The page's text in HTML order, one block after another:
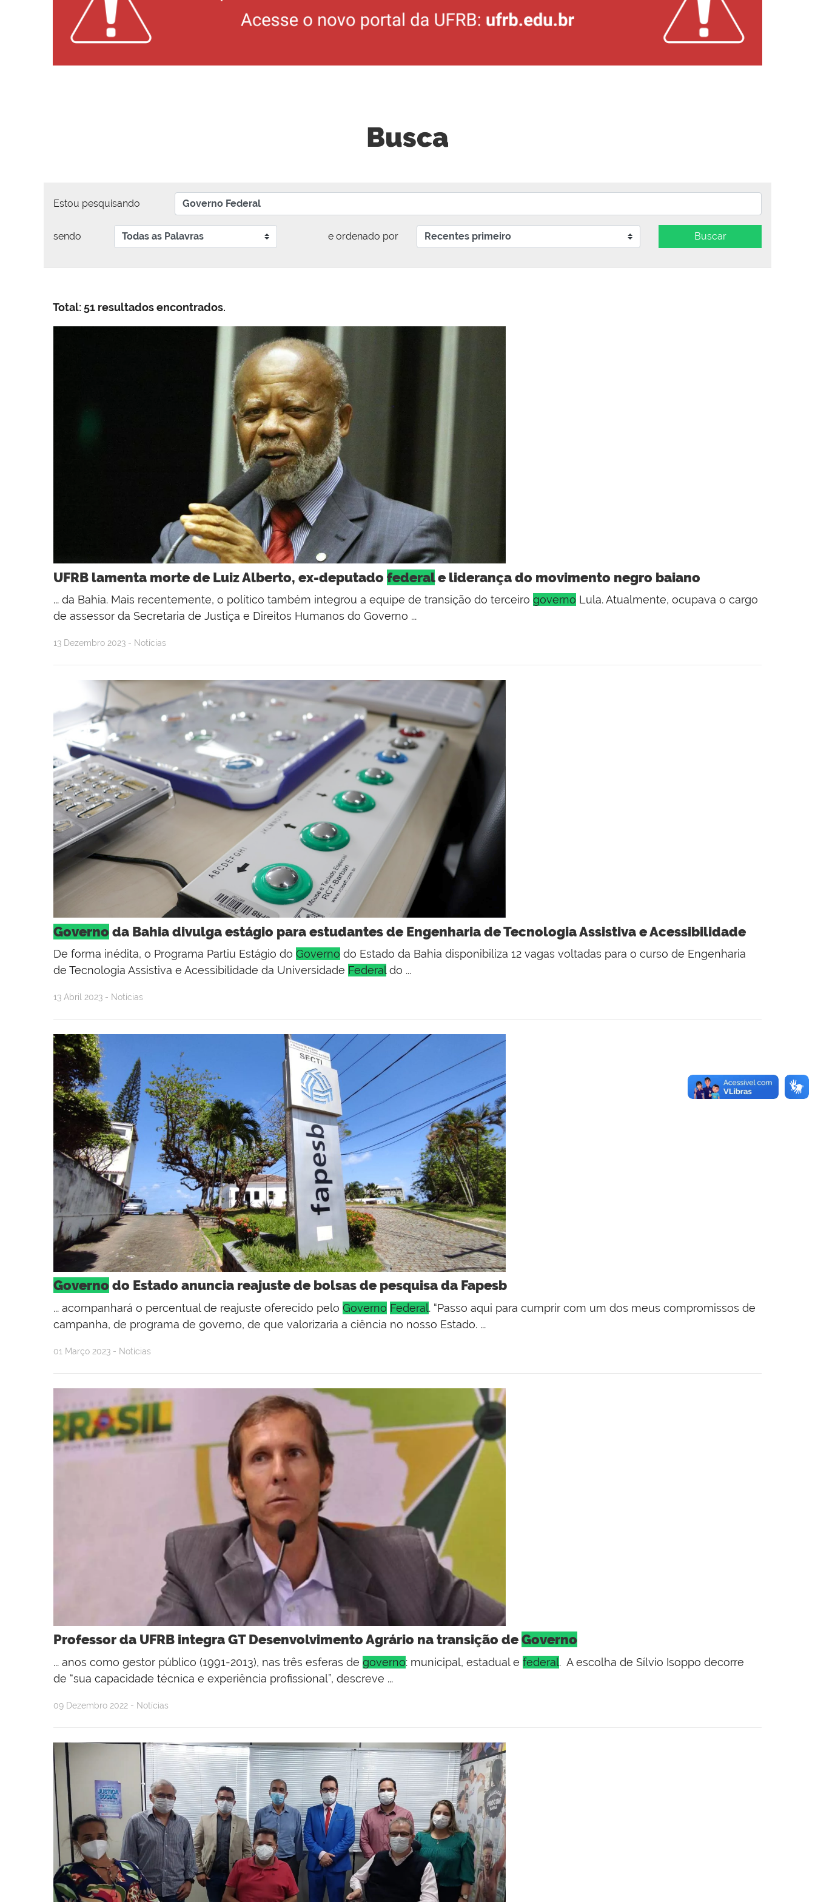
Busca
Estou pesquisando
sendo e ordenado por Buscar
Total: 51 resultados encontrados.
UFRB lamenta morte de Luiz Alberto, ex-deputado federale liderança do movimento negro baiano
... da Bahia. Mais recentemente, o político também integrou a equipe de transição do terceiro governo Lula. Atualmente, ocupava o cargo
de assessor da Secretaria de Justiça e Direitos Humanos do Governo ...
13 Dezembro 2023 - Notícias
Governo da Bahia divulga estágio para estudantes de Engenharia de Tecnologia Assistiva e Acessibilidade
De forma inédita, o Programa Partiu Estágio do Governo do Estado da Bahia disponibiliza 12 vagas voltadas para o curso de Engenharia
de Tecnologia Assistiva e Acessibilidade da Universidade Federaldo ...
13 Abril 2023 - Notícias
Governo do Estado anuncia reajuste de bolsas de pesquisa da Fapesb
... acompanhará o percentual de reajuste oferecido pelo Governo Federal. “Passo aqui para cumprir com um dos meus compromissos de
campanha, de programa de governo, de que valorizaria a ciência no nosso Estado. ...
01 Março 2023 - Notícias
Professor da UFRB integra GT Desenvolvimento Agrário na transição deGoverno
... anos como gestor público (1991-2013), nas três esferas de governo: municipal, estadual e federal. A escolha de Sílvio Isoppo decorre
de “sua capacidade técnica e experiência profissional”, descreve ...
09 Dezembro 2022 - Notícias